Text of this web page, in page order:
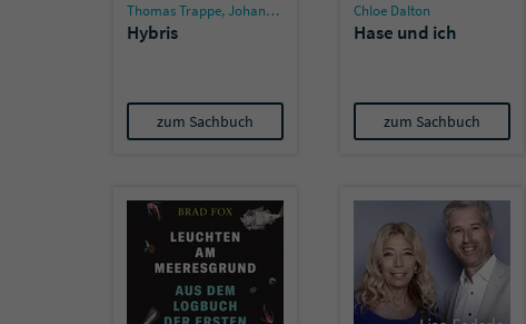
Thomas Trappe,Johannes Krause
Hybris
zum Sachbuch
Chloe Dalton
Hase und ich
zum Sachbuch